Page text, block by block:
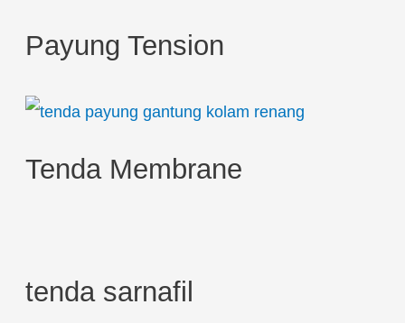
f
o
:
Payung Tension
Tenda Membrane
tenda sarnafil